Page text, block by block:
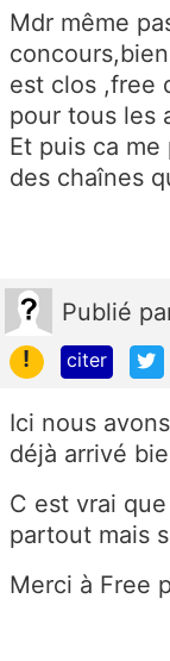
Mdr même
est clos ,free
pour tous les
Et puis ca
des chaînes
Publié
!
citer
Ici nous
déjà arrivé
C est vrai
partout mais
Merci à Free